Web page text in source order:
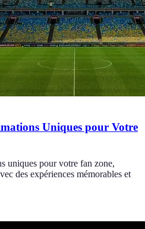
Uniques pour Votre
uniques pour votre fan zone,
des expériences mémorables et